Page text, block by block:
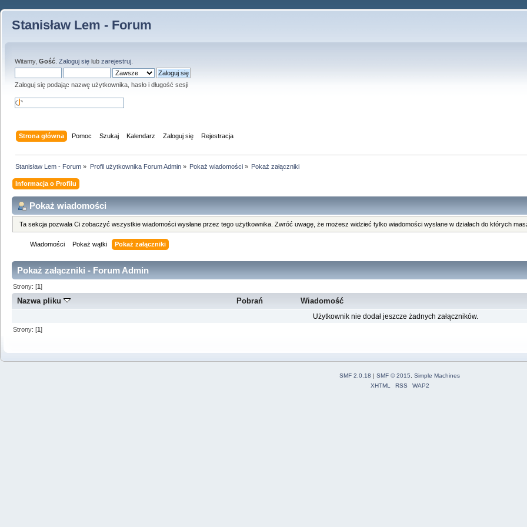
Stanisław Lem - Forum
Witamy, Gość Zaloguj się lub zarejestruj
Zaloguj się podając nazwę użytkownika, hasło i długość sesji
Strona główna Pomoc Szukaj Kalendarz Zaloguj się Rejestracja
Stanisław Lem - Forum » Profil użytkownika Forum Admin» Pokaż wiadomości» Pokaż załączniki
Informacja o Profilu
Pokaż wiadomości
Ta sekcja pozwala Ci zobaczyć wszystkie wiadomości wysłane przez tego użytkownika. Zwróć uwagę, że możesz widzieć tylko wiadomości wysłane w działach do których
Wiadomości Pokaż wątki Pokaż załączniki
Pokaż załączniki - Forum Admin
Strony: [1]
Nazwa pliku Pobrań Wiadomość
Użytkownik nie dodał jeszcze żadnych załączników.
Strony: [1]
SMF 2.0.18 | SMF © 2015
Simple Machines
XHTML
RSS WAP2